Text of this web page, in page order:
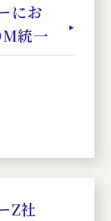
にお
統一
Z社